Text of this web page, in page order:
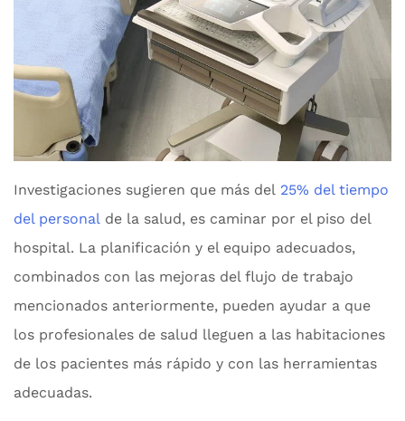
Investigaciones sugieren que más del 25% del tiempo
del personal de la salud, es caminar por el piso del
hospital. La planificación y el equipo adecuados,
combinados con las mejoras del flujo de trabajo
mencionados anteriormente, pueden ayudar a que
los profesionales de salud lleguen a las habitaciones
de los pacientes más rápido y con las herramientas
adecuadas.